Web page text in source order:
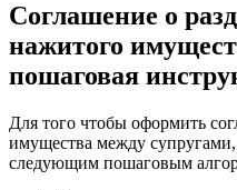
Соглашение о
нажитого
пошаговая
Для того чтобы оформить
имущества между
следующим пошаговым